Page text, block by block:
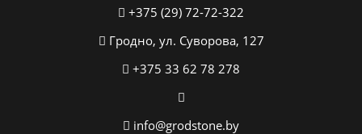
+375 (29) 72-72-322
Гродно, ул. Суворова, 127
+375 33 62 78 278
info@grodstone.by